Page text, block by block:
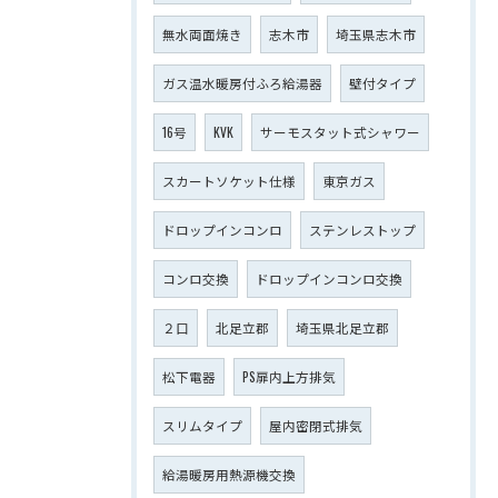
無水両面焼き 志木市 埼玉県志木市
ガス温水暖房付ふろ給湯器 壁付タイプ
16号 KVK サーモスタット式シャワー
スカートソケット仕様 東京ガス
ドロップインコンロ ステンレストップ
コンロ交換 ドロップインコンロ交換
２口 北足立郡 埼玉県北足立郡
松下電器 PS扉内上方排気
スリムタイプ 屋内密閉式排気
給湯暖房用熱源機交換